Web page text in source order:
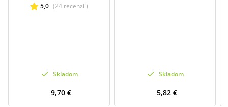
5,0 (24 recenzií)
Skladom
9,70 €
Skladom
5,82 €